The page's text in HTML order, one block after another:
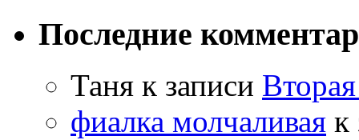
Последние
Таня к записи
фиалка молчаливая к